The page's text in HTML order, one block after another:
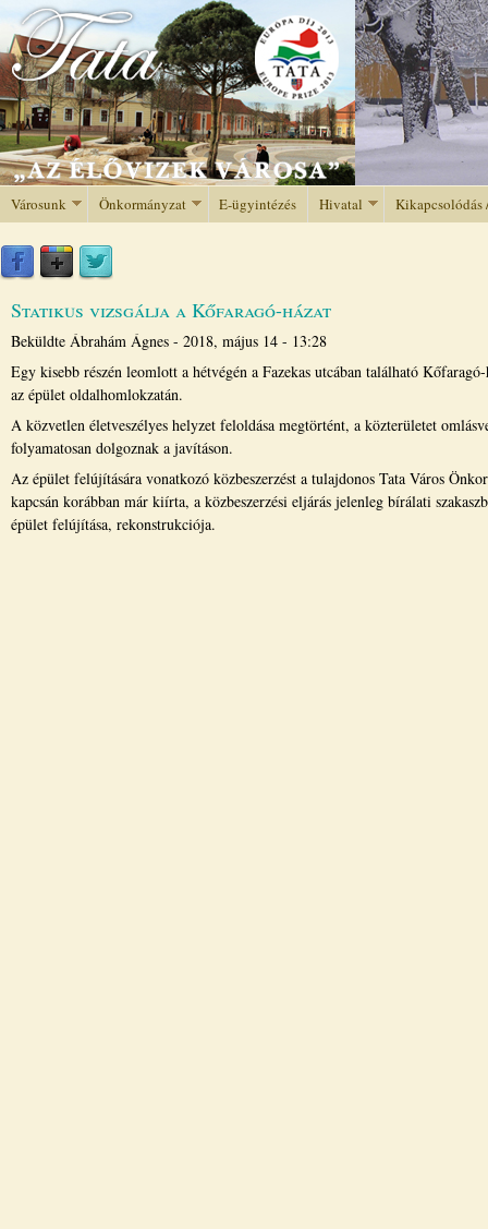
Jump to navigation
Városunk Önkormányzat E-ügyintézés Hivatal Kikapcsolódás
Statikus vizsgálja a Kőfaragó-házat
Beküldte Ábrahám Ágnes - 2018, május 14 - 13:28
Egy kisebb részén leomlott a hétvégén a Fazekas utcában található
az épület oldalhomlokzatán.
A közvetlen életveszélyes helyzet feloldása megtörtént, a közterületet
folyamatosan dolgoznak a javításon.
Az épület felújítására vonatkozó közbeszerzést a tulajdonos Tata Város
kapcsán korábban már kiírta, a közbeszerzési eljárás jelenleg bírálati
épület felújítása, rekonstrukciója.